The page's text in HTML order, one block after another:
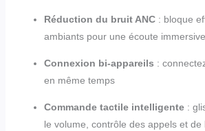
Réduction du bruit ANC: bloque
ambiants pour une écoute immersive
Connexion bi-appareils :
en même temps
Commande tactile intelligente:
le volume, contrôle des appels et de